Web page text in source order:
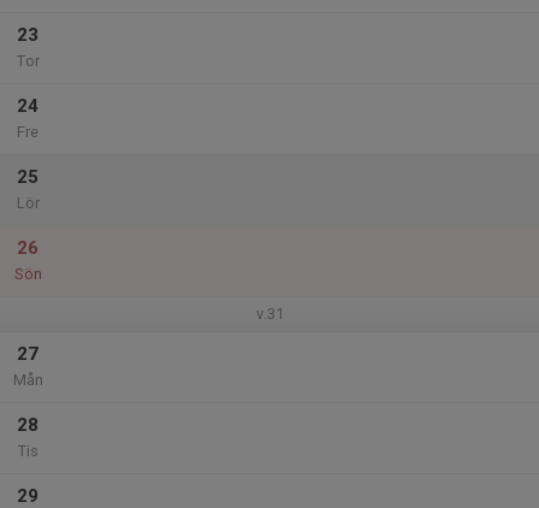
23
Tor
24
Fre
25
Lör
26
Sön
v.31
27
Mån
28
Tis
29